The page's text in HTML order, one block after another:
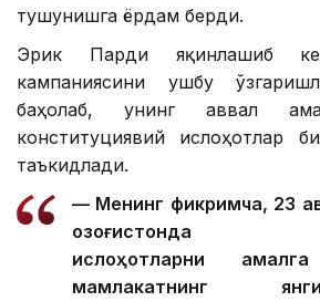
тушунишга ёрдам берди.
Эрик Парди яқинлашиб
кампаниясини ушбу
баҳолаб, унинг аввал
конституциявий ислоҳотлар
таъкидлади.
— Менинг фикримча, 23
Қозоғистонда
ислоҳотларни
мамлакатнинг